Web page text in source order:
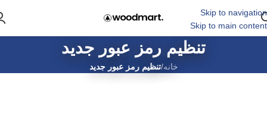
Skip to navigation
Skip to main content
تنظیم رمز عبور جدید
خانه/تنظیم رمز عبور جدید